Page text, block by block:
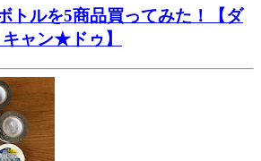
トルを5商品買ってみた！【ダ
ャン★ドゥ】